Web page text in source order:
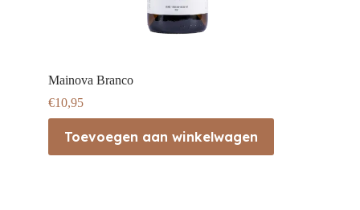
Mainova Branco
€10,95
Toevoegen aan winkelwagen